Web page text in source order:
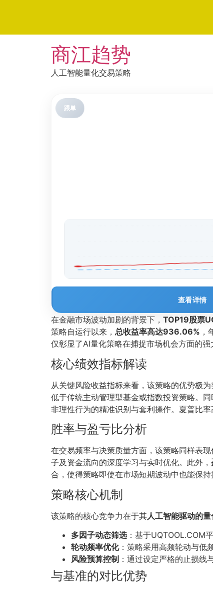
商江趋势
人工智能量化交易策略
跟单
查看详情
在金融市场波动加剧的背景下， TOP19股票
策略自运行以来， 总收益率高达936.06%
仅彰显了AI量化策略在捕捉市场机会方面的
核心绩效指标解读
从关键风险收益指标来看，该策略的优势极为
低于传统主动管理型基金或指数投资策略。同
非理性行为的精准识别与套利操作。夏普比
胜率与盈亏比分析
在交易频率与决策质量方面，该策略同样表现
子及资金流向的深度学习与实时优化。此外，
合，使得策略即使在市场短期波动中也能保持
策略核心机制
该策略的核心竞争力在于其人工智能驱动的
多因子动态筛选：基于UQTOOL.COM
轮动频率优化：策略采用高频轮动与低
风险预算控制 ：通过设定严格的止损线
与基准的对比优势